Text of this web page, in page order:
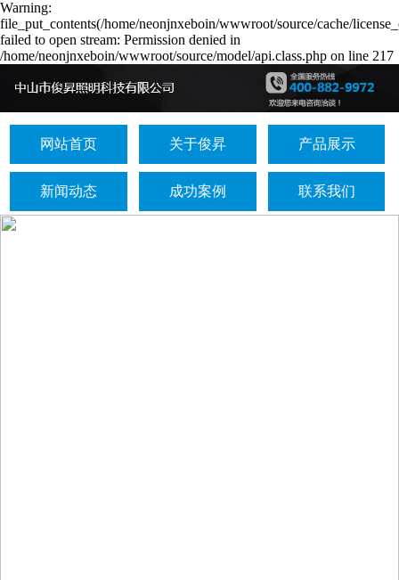
Warning:
file_put_contents(/home/neonjnxeboin/wwwroot/source/cache/
failed to open stream: Permission denied in
/home/neonjnxeboin/wwwroot/source/model/api.class.php on line 217
网站首页 关于俊昇 产品展示
新闻动态 成功案例 联系我们